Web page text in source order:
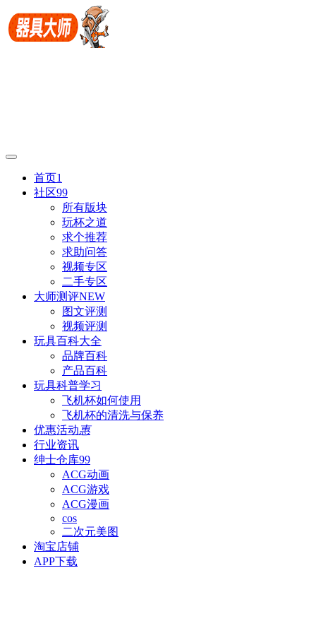
首页1
社区99
所有版块
玩杯之道
求个推荐
求助问答
视频专区
二手专区
大师测评NEW
图文评测
视频评测
玩具百科大全
品牌百科
产品百科
玩具科普学习
飞机杯如何使用
飞机杯的清洗与保养
优惠活动惠
行业资讯
绅士仓库99
ACG动画
ACG游戏
ACG漫画
cos
二次元美图
淘宝店铺
APP下载